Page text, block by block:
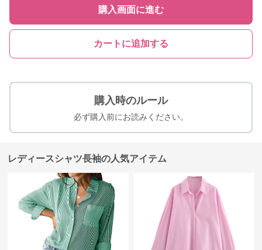
購入画面に進む
カートに追加する
購入時のルール
必ず購入前にお読みください。
レディースシャツ長袖の人気アイテム